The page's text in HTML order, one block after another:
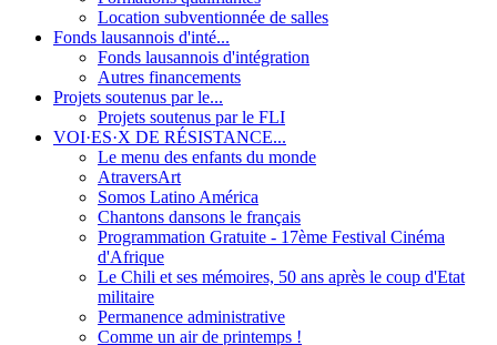
Location subventionnée de salles
Fonds lausannois d'inté...
Fonds lausannois d'intégration
Autres financements
Projets soutenus par le...
Projets soutenus par le FLI
VOI·ES·X DE RÉSISTANCE...
Le menu des enfants du monde
AtraversArt
Somos Latino América
Chantons dansons le français
Programmation Gratuite - 17ème Festival Cinéma
d'Afrique
Le Chili et ses mémoires, 50 ans après le coup d'Etat
militaire
Permanence administrative
Comme un air de printemps !